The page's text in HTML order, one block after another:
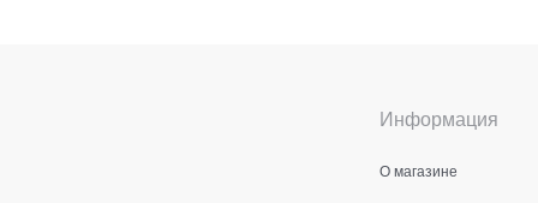
Информация
О магазине